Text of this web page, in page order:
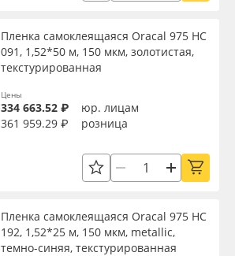
Пленка самоклеящаяся Oracal 975 HC
091, 1,52*50 м, 150 мкм, золотистая,
текстурированная
Цены
334 663.52 ₽
юр. лицам
361 959.29 ₽
розница
Пленка самоклеящаяся Oracal 975 HC
192, 1,52*25 м, 150 мкм, metallic,
темно-синяя, текстурированная